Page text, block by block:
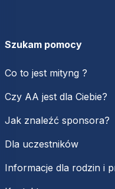
Szukam pomocy
Co to jest mityng ?
Czy AA jest dla Ciebie?
Jak znaleźć sponsora?
Dla uczestników
Informacje dla rodzin i